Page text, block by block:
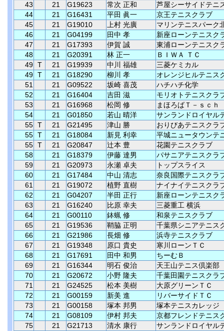
43
21 G19623 常次 正和
芦屋シーサイドテニ
44
21 G16431 平田 眞一
京王テニスクラブ
45
21 G19010 上村 光廣
マリンテニスパーク
46
21 G04199 田中 孝
新座ローンテニスク
47
21 G17393 伊賀 誠
東浦ローンテニスク
48
21 G20391 林 正一
ＢＩＷＡ ＴＣ
49 T 21 G19939 中川 福雄
三菱ケミカル
49 T 21 G18290 柳川 孝
オレンジヒルテニス
51
21 G09522 坂崎 喜茂
ハチハチ化学
52
21 G16404 吉田 滋
モリオトテニスクラ
53
21 G16968 松岡 修
まほろばＴ－ｓｃｈ
54
21 G01850 若山 晴洋
サンランドロイヤル
55 T 21 G21495 津山 勝
おりびあテニスクラ
55 T 21 G18084 新見 利幸
平城ニュータウンテ
55 T 21 G20847 辻本 豊
花園テニスクラブ
58
21 G18379 伊藤 達男
パサニアテニスクラ
59
21 G20973 永瀬 卓夫
トップスライス
60
21 G17484 中山 清志
奈良国際テニスクラ
61
21 G19072 植野 直樹
ナイナイテニスクラ
62
21 G04207 半田 正行
新座ローンテニスク
63
21 G16240 比原 幸夫
三菱重工 横浜
64
21 G00110 鉢蝋 修
和泉テニスクラブ
65
21 G19536 鞘脇 正明
千葉県シニアテニス
66
21 G21986 長畑 修
浜寺テニスクラブ
67
21 G19348 原口 貴史
寒川ローンＴＣ
68
21 G17691 田中 和男
ちーむＢ
69
21 G16344 明石 俊治
天王山テニス倶楽部
70
21 G20672 小野 隆夫
千葉田園テニスクラ
71
21 G24525 松本 美樹
大原グリーンＴＣ
72
21 G00159 新美 進
リバーサイドＴＣ
73
21 G00158 塚本 邦男
塚本テニスカレッジ
74
21 G08109 伊村 邦夫
京都フレンドテニス
75
21 G21713 清水 康行
サンランドロイヤル